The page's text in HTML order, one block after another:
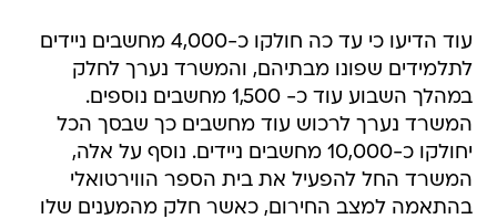
עוד הדיעו כי עד כה חולקו כ-4,000 מחשבים ניידים
לתלמידים שפונו מבתיהם, והמשרד נערך לחלק
במהלך השבוע עוד כ- 1,500 מחשבים נוספים.
המשרד נערך לרכוש עוד מחשבים כך שבסך הכל
יחולקו כ-10,000 מחשבים ניידים. נוסף על אלה,
המשרד החל להפעיל את בית הספר הווירטואלי
בהתאמה למצב החירום, כאשר חלק מהמענים שלו